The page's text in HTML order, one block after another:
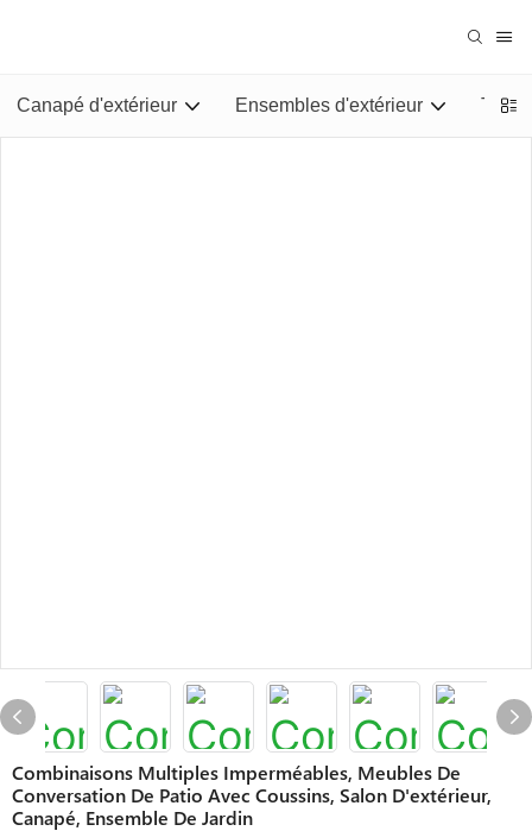
Canapé d'extérieur Ensembles d'extérieur
Combinaisons Multiples Imperméables, Meubles De
Conversation De Patio Avec Coussins, Salon D'extérieur,
Canapé, Ensemble De Jardin